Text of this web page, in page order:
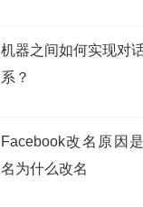
机器之间如何实现对
系？
Facebook改名原因
名为什么改名